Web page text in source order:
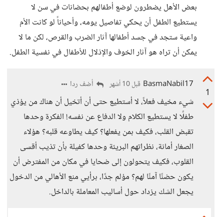
بعض الأهل يضطرون لوضع أطفالهم بحضانات في سن لا
يستطيع الطفل أن يحكي تفاصيل يومه، وأحياناً لو كانت الأم
واعية ستجد في جسد أطفالها آثار الضرب والقرص، لكن ما لا
يمكن أن تراه هو آثار الخوف والإذلال للأطفال في نفسية الطفل.
1
BasmaNabil17 قبل 10 أشهر أضف ردا
شيء مخيف فعلاً، لا أستطيع حتى أن أتخيل أن هناك من يؤذي
طفلًا لا يستطيع الكلام ولا الدفاع عن نفسه! الفكرة وحدها
تقبض القلب، فكيف بمن يفعلها؟ كيف يطاوعه قلبه؟ هؤلاء
الصغار أمانة، نظراتهم البريئة وحدها كفيلة بأن تذيب أقسى
القلوب، فكيف يتحولون إلى ضحايا في مكان من المفترض أن
يكون حضنًا آمنًا لهم؟ مؤلم جدًا، برأيي منع الأهالي من الدخول
يجعل الشك يزداد حول أساليب المعاملة بالداخل.